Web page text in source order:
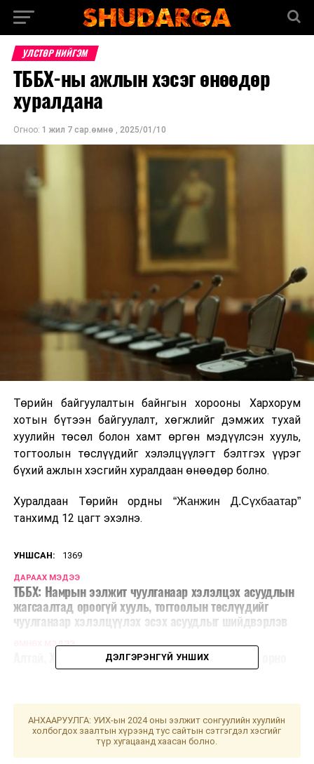
УЛСТӨР НИЙГЭМ
ТББХ-ны ажлын хэсэг өнөөдөр
хуралдана
Огноо: 1 жил 7 сар.өмнө , 2025/01/10
Төрийн байгуулалтын байнгын хорооны Хархорум
хотын бүтээн байгуулалт, хөгжлийг дэмжих тухай
хуулийн төсөл болон хамт өргөн мэдүүлсэн хууль,
тогтоолын төслүүдийг хэлэлцүүлэгт бэлтгэх үүрэг
бүхий ажлын хэсгийн хуралдаан өнөөдөр болно.
Хуралдаан Төрийн ордны“Жанжин Д.Сүхбаатар”
танхимд 12 цагт эхэлнэ.
УНШСАН: 1369
ДАРААХ МЭДЭЭ
ТББХ: Намрын ээлжит чуулганаар хэлэлцэх асуудлын
жагсаалтад ороогүй хууль, тогтоолын төслүүдийг
чуулганаар хэлэлцүүлэх эсэх асуудлыг шийдвэрлэв
ӨМНӨХ МЭДЭЭ
Алтай, Хангай, Хөвсгөлийн уулархаг нутгаар цас орно
ДЭЛГЭРЭНГҮЙ УНШИХ
АНХААРУУЛГА: УИХ-ын 2024 оны ээлжит сонгуулийн хуулийн
холбогдох заалтын хүрээнд тус сайтын сэтгэгдэл хэсгийг
түр хугацаанд хаасан болно.